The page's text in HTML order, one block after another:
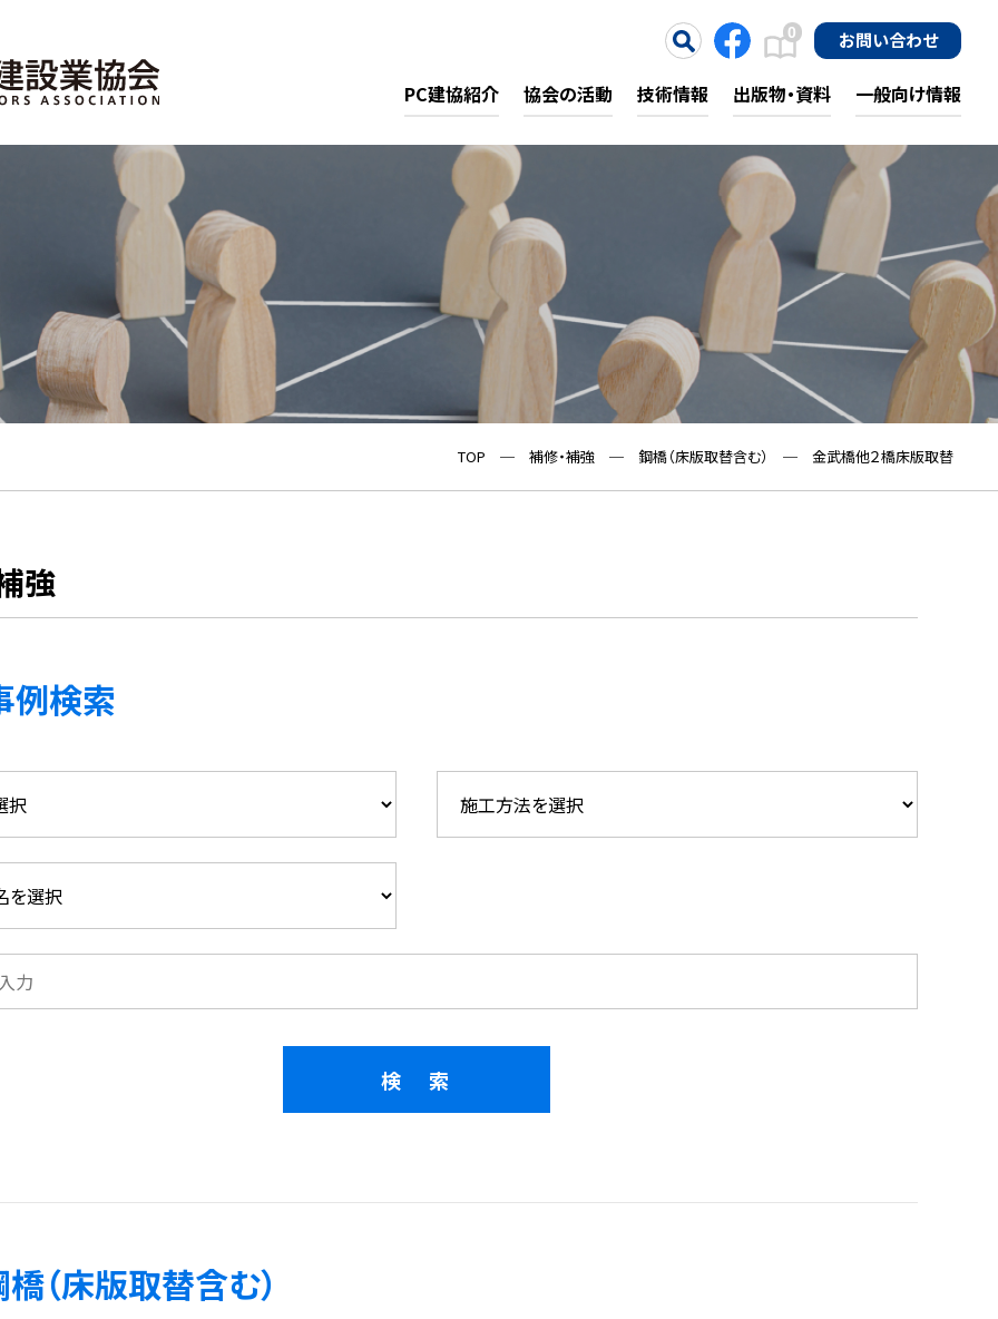
PC建協紹介 協会の活動 技術情報 出版物・資料 一般向け情報
0 お問い合わせ
TOP ─ 補修・補強 ─ 鋼橋（床版取替含む） ─ 金武橋他２橋床版取替
強
例検索
（床版取替含む）